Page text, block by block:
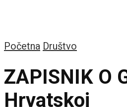
Početna Društvo
ZAPISNIK O
Hrvatskoj